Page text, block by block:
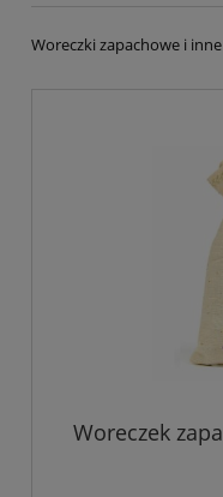
Woreczki zapachowe i inne
Woreczek